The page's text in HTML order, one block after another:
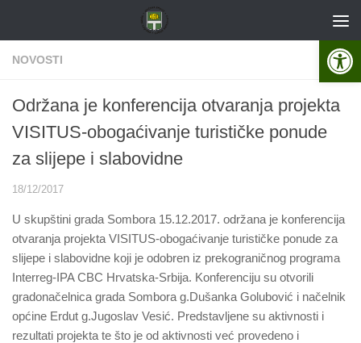
NOVOSTI
Održana je konferencija otvaranja projekta
VISITUS-obogaćivanje turističke ponude
za slijepe i slabovidne
18/12/2017
U skupštini grada Sombora 15.12.2017. održana je konferencija
otvaranja projekta VISITUS-obogaćivanje turističke ponude za
slijepe i slabovidne koji je odobren iz prekograničnog programa
Interreg-IPA CBC Hrvatska-Srbija. Konferenciju su otvorili
gradonačelnica grada Sombora g.Dušanka Golubović i načelnik
općine Erdut g.Jugoslav Vesić. Predstavljene su aktivnosti i
rezultati projekta te što je od aktivnosti već provedeno i